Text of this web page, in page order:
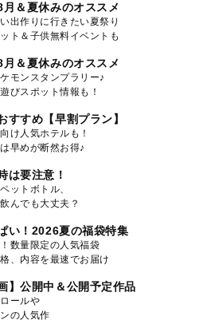
月＆夏休みのオススメ
出作りに行きたい夏祭り
ト＆子供無料イベントも
月＆夏休みのオススメ
モンスタンプラリー♪
びスポット情報も！
すすめ【早割プラン】
け人気ホテルも！
早めが断然お得♪
は要注意！
ットボトル、
んでも大丈夫？
い！2026夏の福袋特集
数量限定の人気福袋
、内容を最速でお届け
】公開中＆公開予定作品
ールや
の人気作